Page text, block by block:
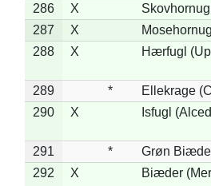
286
X
287
X
288
X Hærfugl
289 *
Ellekrage
290
X Isfugl
291 *
Grøn
292
X Biæder